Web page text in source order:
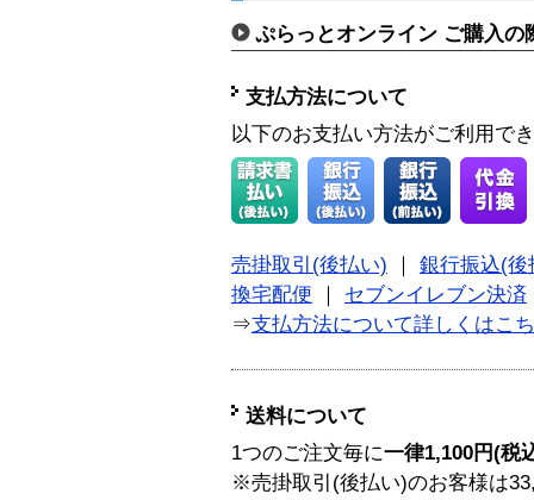
ぷらっとオンライン ご購入の
支払方法について
以下のお支払い方法がご利用で
売掛取引(後払い)
銀行振込(後
換宅配便
セブンイレブン決済
⇒支払方法について詳しくはこ
送料について
1つのご注文毎に一律1,100円(税
※売掛取引(後払い)のお客様は